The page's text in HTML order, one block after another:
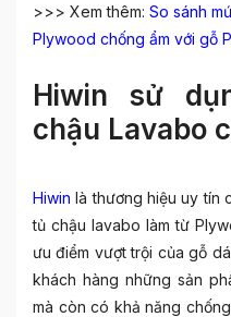
>>> Xem thêm: So sánh
Plywood chống ẩm với gỗ
Hiwin sử
chậu Lavabo
Hiwin là thương hiệu uy tín
tủ chậu lavabo làm từ
ưu điểm vượt trội của gỗ
khách hàng những sản
mà còn có khả năng